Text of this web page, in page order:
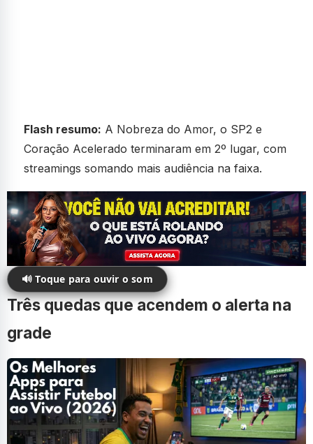
Flash resumo: A Nobreza do Amor, o SP2 e
Coração Acelerado terminaram em 2º lugar, com
streamings somando mais audiência na faixa.
🔊 Toque para ouvir o som
Três quedas que acendem o alerta na
grade